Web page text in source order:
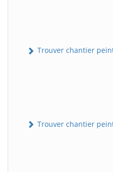
Trouver chantier
Trouver chantier